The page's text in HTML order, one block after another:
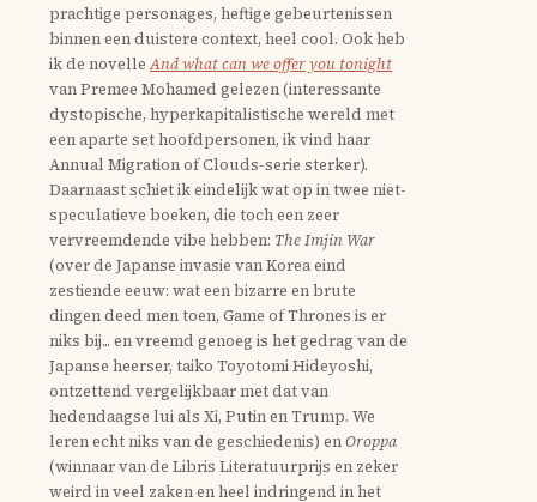
prachtige personages, heftige gebeurtenissen
binnen een duistere context, heel cool. Ook heb
ik de novelleAnd what can we offer you tonight
van Premee Mohamed gelezen (interessante
dystopische, hyperkapitalistische wereld met
een aparte set hoofdpersonen, ik vind haar
Annual Migration of Clouds-serie sterker).
Daarnaast schiet ik eindelijk wat op in twee niet-
speculatieve boeken, die toch een zeer
vervreemdende vibe hebben: The Imjin War
(over de Japanse invasie van Korea eind
zestiende eeuw: wat een bizarre en brute
dingen deed men toen, Game of Thrones is er
niks bij... en vreemd genoeg is het gedrag van de
Japanse heerser, taiko Toyotomi Hideyoshi,
ontzettend vergelijkbaar met dat van
hedendaagse lui als Xi, Putin en Trump. We
leren echt niks van de geschiedenis) enOroppa
(winnaar van de Libris Literatuurprijs en zeker
weird in veel zaken en heel indringend in het